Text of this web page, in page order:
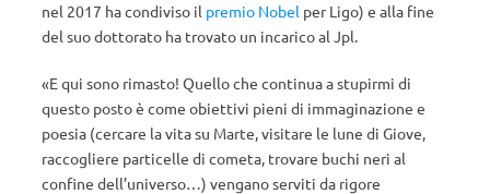
nel 2017 ha condiviso il premio Nobel per Ligo) e alla fine
del suo dottorato ha trovato un incarico al Jpl.
«E qui sono rimasto! Quello che continua a stupirmi di
questo posto è come obiettivi pieni di immaginazione e
poesia (cercare la vita su Marte, visitare le lune di Giove,
raccogliere particelle di cometa, trovare buchi neri al
confine dell’universo…) vengano serviti da rigore